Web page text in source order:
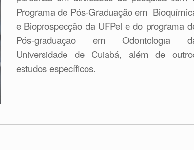
Programa de Pós-Graduação em
e Bioprospecção da UFPel e do programa
Pós-graduação em Odontologia
Universidade de Cuiabá, além de
estudos específicos.